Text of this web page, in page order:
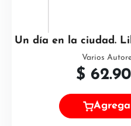
Un día en la ciudad.
Varios
$